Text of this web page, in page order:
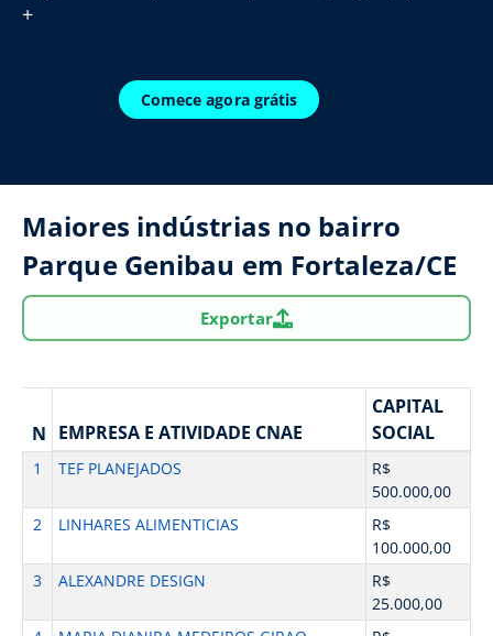
+
Comece agora grátis
Maiores indústrias no bairro
Parque Genibau em Fortaleza/CE
Exportar
N EMPRESA E ATIVIDADE CNAE
CAPITAL
SOCIAL
1 TEF PLANEJADOS
R$
500.000,00
2
LINHARES ALIMENTICIAS
R$
100.000,00
3
ALEXANDRE DESIGN
R$
25.000,00